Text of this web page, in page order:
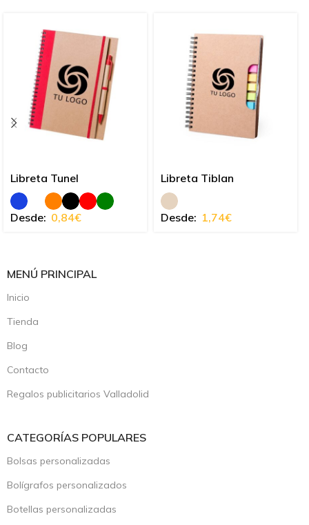
Libreta Tunel
Desde: 0,84€
Libreta Tiblan
Desde: 1,74€
MENÚ PRINCIPAL
Inicio
Tienda
Blog
Contacto
Regalos publicitarios Valladolid
CATEGORÍAS POPULARES
Bolsas personalizadas
Bolígrafos personalizados
Botellas personalizadas